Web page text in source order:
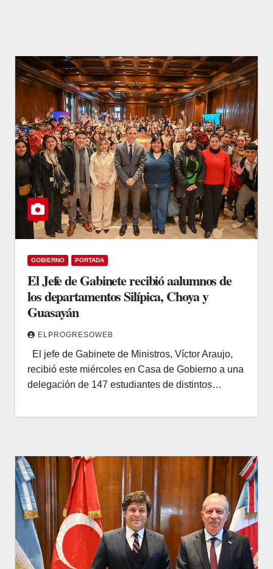
GOBIERNO PORTADA
El Jefe de Gabinete recibió aalumnos de
los departamentos Silípica, Choya y
Guasayán
ELPROGRESOWEB
El jefe de Gabinete de Ministros, Víctor Araujo,
recibió este miércoles en Casa de Gobierno a una
delegación de 147 estudiantes de distintos…